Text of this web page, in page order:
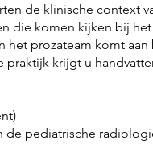
de klinische context
die komen kijken bij het
het prozateam komt aan
praktijk krijgt u
de pediatrische